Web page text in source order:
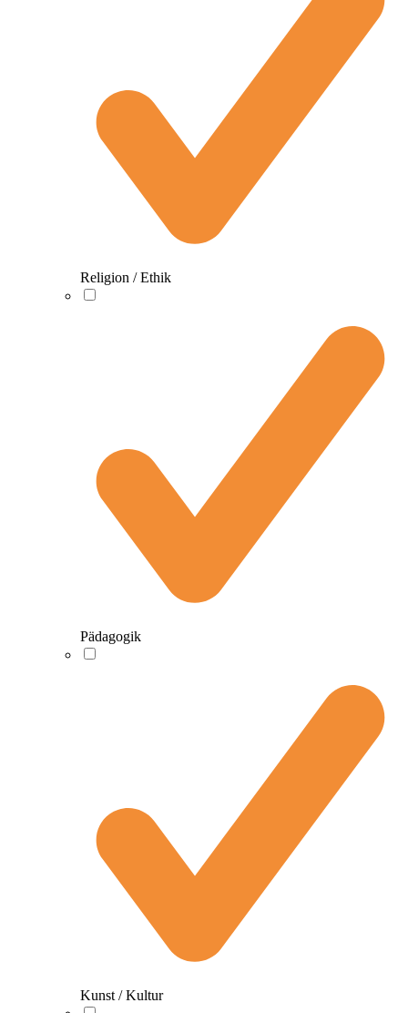
Religion / Ethik
Pädagogik
Kunst / Kultur